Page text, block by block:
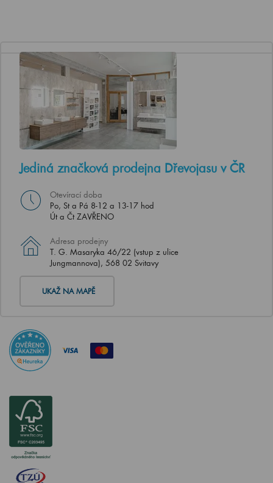
Jediná značková prodejna Dřevojasu v ČR
Otevírací doba
Po, St a Pá 8-12 a 13-17 hod
Út a Čt ZAVŘENO
Adresa prodejny
T. G. Masaryka 46/22 (vstup z ulice
Jungmannova), 568 02 Svitavy
UKAŽ NA MAPĚ